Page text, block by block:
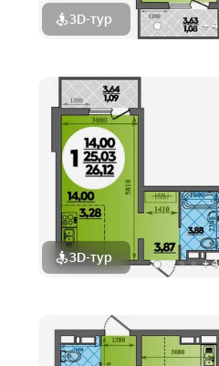
3D-тур +4
3D-тур +4